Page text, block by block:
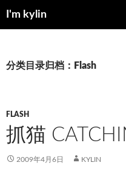
I'm kylin
分类目录归档：Flash
FLASH
抓猫
2009年4月6日 KYLIN